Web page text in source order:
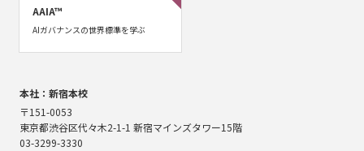
AAIA™
AIガバナンスの世界標準を学ぶ
本社：新宿本校
〒151-0053
東京都渋谷区代々木2-1-1 新宿マインズタワー15階
03-3299-3330